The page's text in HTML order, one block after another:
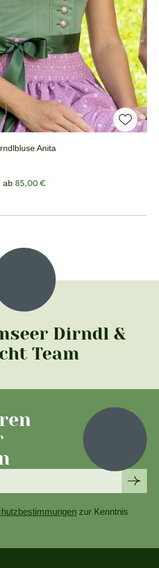
Anita
Regulärer Preis:
ab 85,00 €
Dirndl &
Team
zur Kenntnis